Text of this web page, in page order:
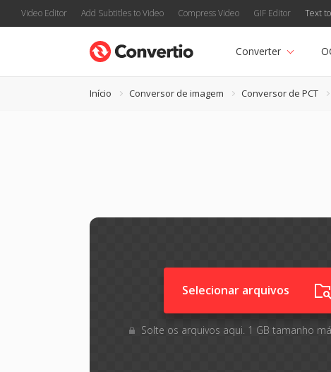
Video Editor Add Subtitles to Video Compress Video GIF Editor Text
Converter
Início Conversor de imagem Conversor de PCT
Selecionar arquivos
Solte os arquivos aqui. 1 GB tamanho